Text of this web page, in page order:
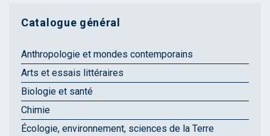
Catalogue général
Anthropologie et mondes contemporains
Arts et essais littéraires
Biologie et santé
Chimie
Écologie, environnement, sciences de la Terre